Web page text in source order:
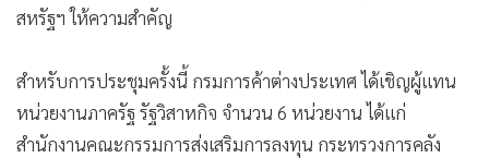
สหรัฐฯ ให้ความสำคัญ
สำหรับการประชุมครั้งนี้ กรมการค้าต่างประเทศ ได้เชิญผู้แทน
หน่วยงานภาครัฐ รัฐวิสาหกิจ จำนวน 6 หน่วยงาน ได้แก่
สำนักงานคณะกรรมการส่งเสริมการลงทุน กระทรวงการคลัง